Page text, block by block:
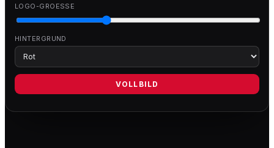
LOGO-GROESSE
HINTERGRUND
VOLLBILD